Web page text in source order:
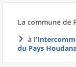
La commune de
à l'
du Pays